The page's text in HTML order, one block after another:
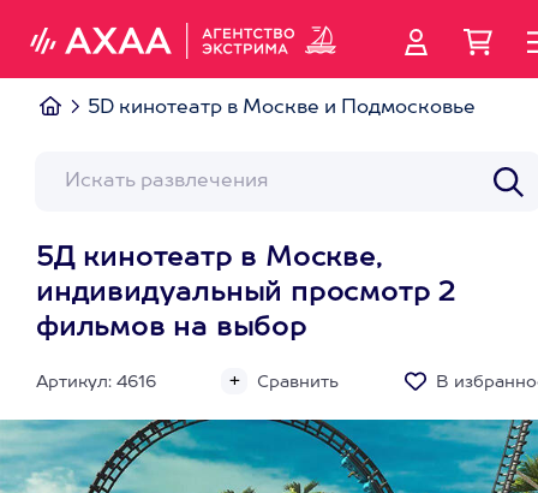
5D кинотеатр в Москве и Подмосковье
5Д кинотеатр в Москве,
индивидуальный просмотр 2
фильмов на выбор
Артикул: 4616 Сравнить В